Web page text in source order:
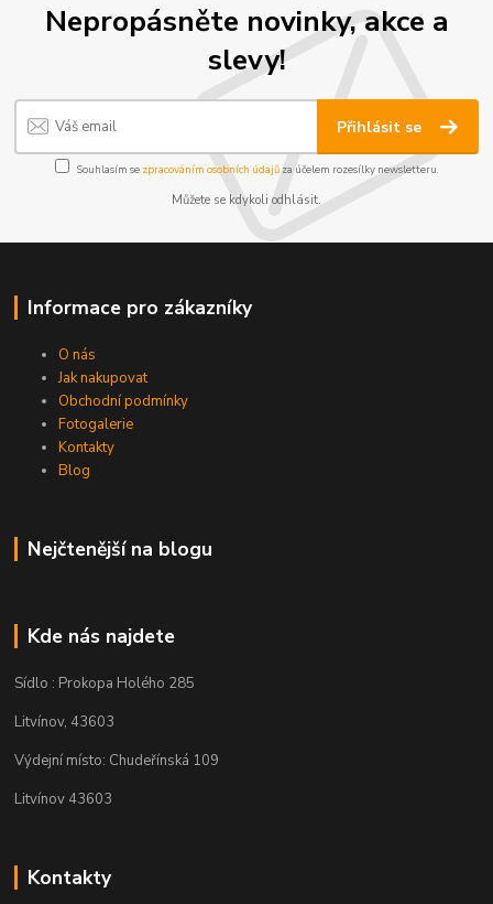
Nepropásněte novinky, akce a
slevy!
Přihlásit se
Souhlasím se zpracováním osobních údajůza účelem rozesílky newsletteru.
Můžete se kdykoli odhlásit.
Informace pro zákazníky
O nás
Jak nakupovat
Obchodní podmínky
Fotogalerie
Kontakty
Blog
Nejčtenější na blogu
Kde nás najdete
Sídlo : Prokopa Holého 285
Litvínov, 43603
Výdejní místo: Chudeřínská 109
Litvínov 43603
Kontakty